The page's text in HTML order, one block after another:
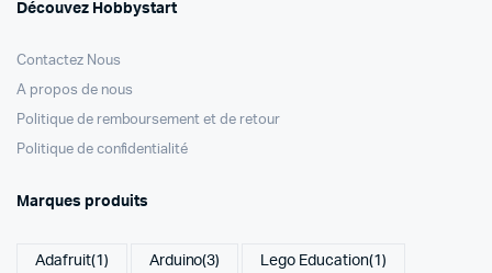
Découvez Hobbystart
Contactez Nous
A propos de nous
Politique de remboursement et de retour
Politique de confidentialité
Marques produits
Adafruit(1) Arduino(3) Lego Education(1)